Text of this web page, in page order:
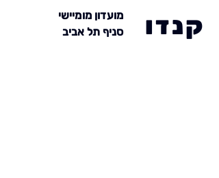
מועדון מומיישי
סניף תל אביב
קנדו